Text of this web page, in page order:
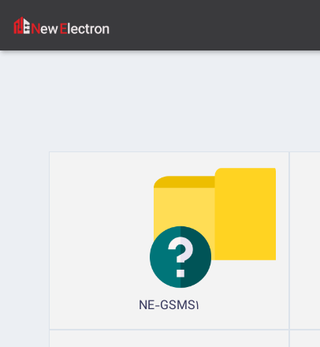
NE-GSMS1